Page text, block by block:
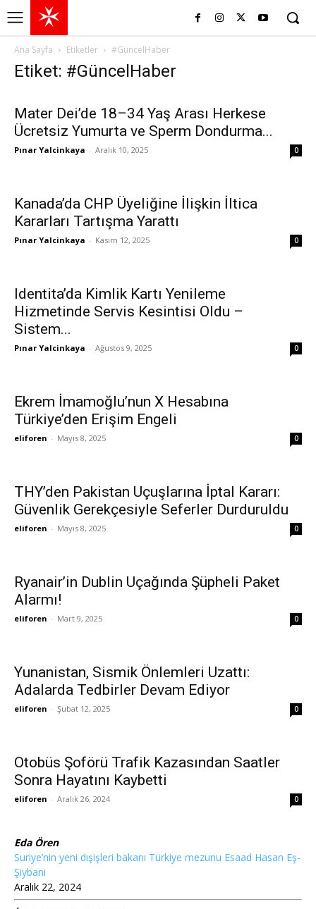
Ana Sayfa Etiketler #GüncelHaber
Etiket: #GüncelHaber
Mater Dei’de 18–34 Yaş Arası Herkese
Ücretsiz Yumurta ve Sperm Dondurma...
Pınar Yalcinkaya - Aralık 10, 2025 0
Kanada’da CHP Üyeliğine İlişkin İltica
Kararları Tartışma Yarattı
Pınar Yalcinkaya - Kasım 12, 2025 0
Identita’da Kimlik Kartı Yenileme
Hizmetinde Servis Kesintisi Oldu –
Sistem...
Pınar Yalcinkaya - Ağustos 9, 2025 0
Ekrem İmamoğlu’nun X Hesabına
Türkiye’den Erişim Engeli
eliforen - Mayıs 8, 2025 0
THY’den Pakistan Uçuşlarına İptal Kararı:
Güvenlik Gerekçesiyle Seferler Durduruldu
eliforen - Mayıs 8, 2025 0
Ryanair’in Dublin Uçağında Şüpheli Paket
Alarmı!
eliforen - Mart 9, 2025 0
Yunanistan, Sismik Önlemleri Uzattı:
Adalarda Tedbirler Devam Ediyor
eliforen - Şubat 12, 2025 0
Otobüs Şoförü Trafik Kazasından Saatler
Sonra Hayatını Kaybetti
eliforen - Aralık 26, 2024 0
Eda Ören
Suriye’nin yeni dışişleri bakanı Türkiye mezunu Esaad Hasan Eş-
Şiybani
Aralık 22, 2024